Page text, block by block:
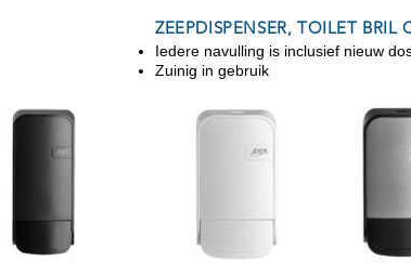
ZEEPDISPENSER, TOILET
Iedere navulling is inclusief nieuw
Zuinig in gebruik